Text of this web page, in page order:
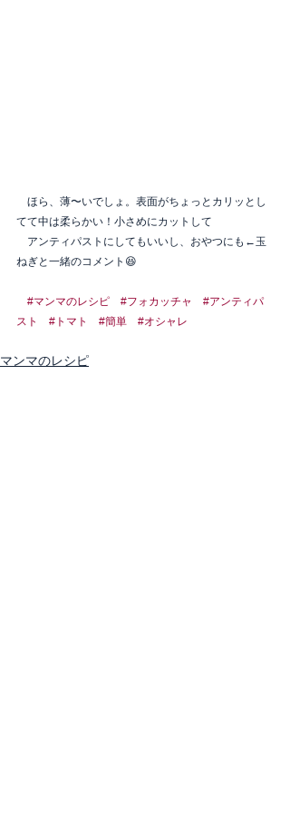
ほら、薄〜いでしょ。表面がちょっとカリッとし
てて中は柔らかい！小さめにカットして
アンティパストにしてもいいし、おやつにも←玉
ねぎと一緒のコメント😆
#マンマのレシピ #フォカッチャ
#アンティパ
スト
#トマト #簡単 #オシャレ
マンマのレシピ